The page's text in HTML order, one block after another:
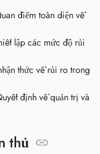
điểm toàn diện về
lập các mức độ rủi
thức về rủi ro trong
định về quản trị và
thủ